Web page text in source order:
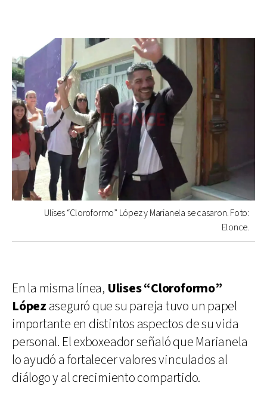
Ulises “Cloroformo” López y Marianela se casaron. Foto:
Elonce.
En la misma línea, Ulises “Cloroformo”
López aseguró que su pareja tuvo un papel
importante en distintos aspectos de su vida
personal. El exboxeador señaló que Marianela
lo ayudó a fortalecer valores vinculados al
diálogo y al crecimiento compartido.